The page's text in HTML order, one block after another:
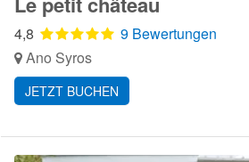
4,8
9 Bewertungen
Ano Syros
JETZT BUCHEN